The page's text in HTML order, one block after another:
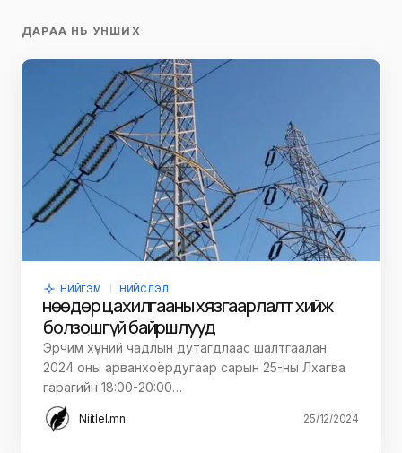
ДАРАА НЬ УНШИХ
НИЙГЭМ НИЙСЛЭЛ
Өнөөдөр цахилгааны хязгаарлалт хийж
болзошгүй байршлууд
Эрчим хүчний чадлын дутагдлаас шалтгаалан
2024 оны арванхоёрдугаар сарын 25-ны Лхагва
гарагийн 18:00-20:00…
Niitlel.mn 25/12/2024